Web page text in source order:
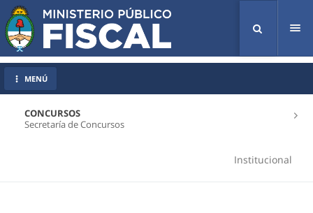
CONCURSOS
Secretaría de Concursos
Institucional
MENÚ